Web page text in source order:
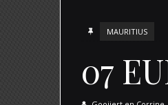
MAURITIUS
07